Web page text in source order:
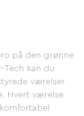
på den grønne
Tech kan du
værelser
Hvert værelse